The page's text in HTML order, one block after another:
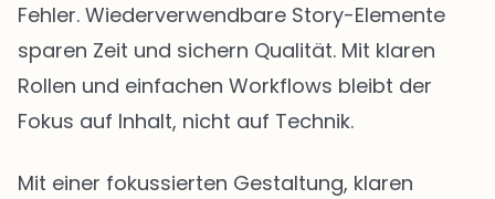
Fehler. Wiederverwendbare Story-Elemente
sparen Zeit und sichern Qualität. Mit klaren
Rollen und einfachen Workflows bleibt der
Fokus auf Inhalt, nicht auf Technik.
Mit einer fokussierten Gestaltung, klaren